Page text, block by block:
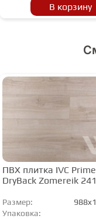
В корзину
ПВХ плитка IVC
DryBack Zomereik
Размер:
Упаковка: